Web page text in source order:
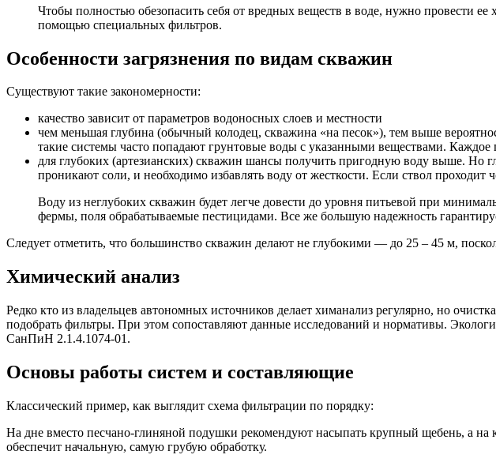
Чтобы полностью обезопасить себя от вредных веществ в воде, нужно провести
помощью специальных фильтров.
Особенности загрязнения по видам скважин
Существуют такие закономерности:
качество зависит от параметров водоносных слоев и местности
чем меньшая глубина (обычный колодец, скважина «на песок»), тем выше
такие системы часто попадают грунтовые воды с указанными веществами.
для глубоких (артезианских) скважин шансы получить пригодную воду выше. Но
проникают соли, и необходимо избавлять воду от жесткости. Если ствол проходит
Воду из неглубоких скважин будет легче довести до уровня питьевой при
фермы, поля обрабатываемые пестицидами. Все же большую надежность
Следует отметить, что большинство скважин делают не глубокими — до 25 – 45 м,
Химический анализ
Редко кто из владельцев автономных источников делает химанализ регулярно, но
подобрать фильтры. При этом сопоставляют данные исследований и нормативы.
СанПиН 2.1.4.1074-01.
Основы работы систем и составляющие
Классический пример, как выглядит схема фильтрации по порядку:
На дне вместо песчано-глиняной подушки рекомендуют насыпать крупный щебень, а
обеспечит начальную, самую грубую обработку.